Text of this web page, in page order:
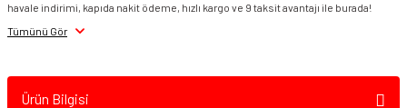
havale indirimi, kapıda nakit ödeme, hızlı kargo ve 9 taksit avantajı ile burada!
Tümünü Gör
Ürün Bilgisi